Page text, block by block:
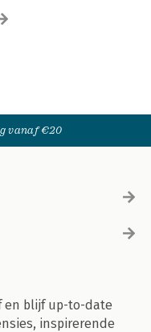
vanaf €20
en blijf up-to-date
inspirerende